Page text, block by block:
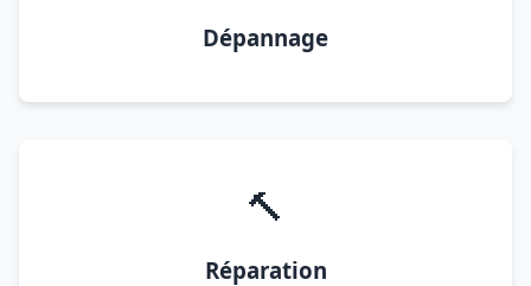
Dépannage
🔨
Réparation